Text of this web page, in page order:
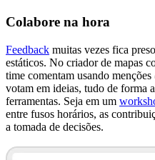
Colabore na hora
Feedback muitas vezes fica
estáticos. No criador de mapas
time comentam usando
votam em ideias, tudo de forma
ferramentas. Seja em um
entre fusos horários, as
a tomada de decisões.